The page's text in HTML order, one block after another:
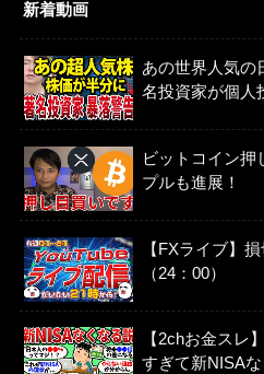
新着動画
あの世界人気の
名投資家が個人
ビットコイン押
プルも進展！
【FXライブ】
（24：00）
【2chお金スレ
すぎて新NISA